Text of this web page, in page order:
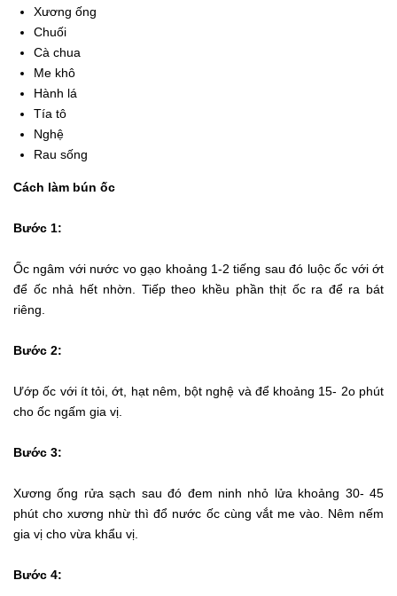
Xương ống
Chuối
Cà chua
Me khô
Hành lá
Tía tô
Nghệ
Rau sống
Cách làm bún ốc
Bước 1:
Ốc ngâm với nước vo gạo khoảng 1-2 tiếng sau đó luộc ốc với ớt
để ốc nhả hết nhờn. Tiếp theo khều phần thịt ốc ra để ra bát
riêng.
Bước 2:
Ướp ốc với ít tỏi, ớt, hạt nêm, bột nghệ và để khoảng 15- 2o phút
cho ốc ngấm gia vị.
Bước 3:
Xương ống rửa sạch sau đó đem ninh nhỏ lửa khoảng 30- 45
phút cho xương nhừ thì đổ nước ốc cùng vắt me vào. Nêm nếm
gia vị cho vừa khẩu vị.
Bước 4: